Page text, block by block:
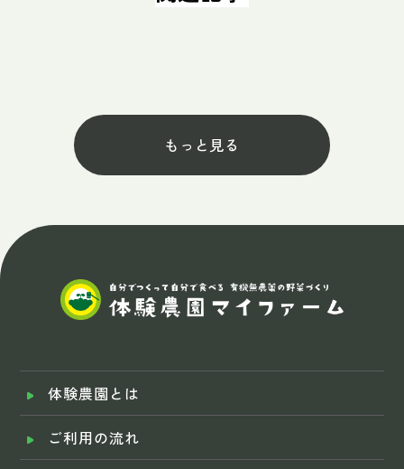
もっと見る
体験農園とは
ご利用の流れ